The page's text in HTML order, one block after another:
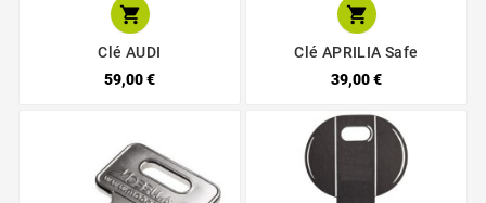

Clé AUDI
59,00 €

Clé APRILIA Safe
39,00 €